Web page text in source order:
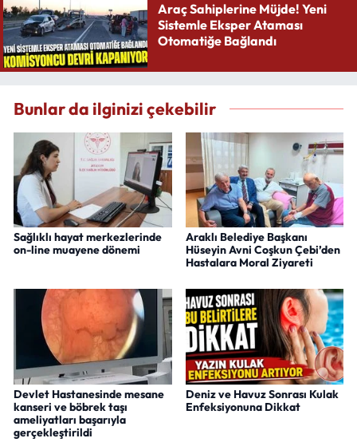
Araç Sahiplerine Müjde! Yeni
Sistemle Eksper Ataması
Otomatiğe Bağlandı
Bunlar da ilginizi çekebilir
Sağlıklı hayat merkezlerinde
on-line muayene dönemi
Araklı Belediye Başkanı
Hüseyin Avni Coşkun Çebi’den
Hastalara Moral Ziyareti
Devlet Hastanesinde mesane
kanseri ve böbrek taşı
ameliyatları başarıyla
gerçekleştirildi
Deniz ve Havuz Sonrası Kulak
Enfeksiyonuna Dikkat